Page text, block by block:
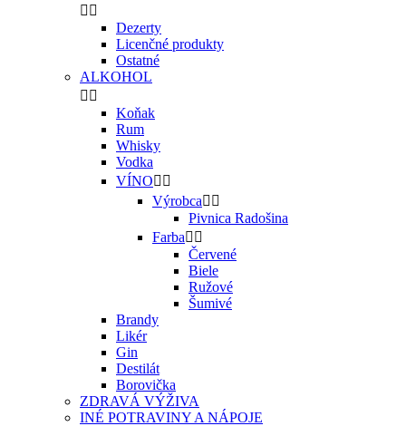
 
Dezerty
Licenčné produkty
Ostatné
ALKOHOL
 
Koňak
Rum
Whisky
Vodka
VÍNO 
Výrobca 
Pivnica Radošina
Farba 
Červené
Biele
Ružové
Šumivé
Brandy
Likér
Gin
Destilát
Borovička
ZDRAVÁ VÝŽIVA
INÉ POTRAVINY A NÁPOJE